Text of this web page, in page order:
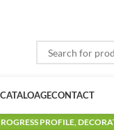
CATALOAGECONTACT
PROFILE,